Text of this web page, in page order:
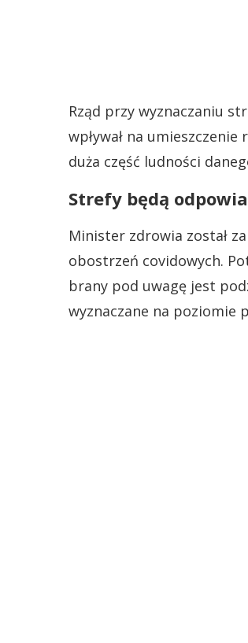
Rząd przy wyznaczaniu
wpływał na
duża część ludności
Strefy będą
Minister zdrowia został
obostrzeń covidowych.
brany pod uwagę jest
wyznaczane na poziomie